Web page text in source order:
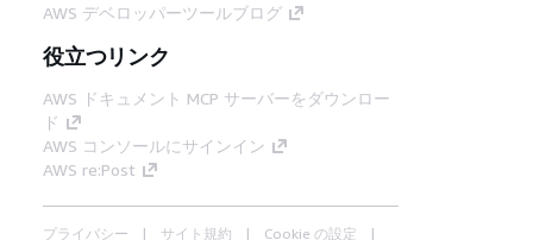
AWS デベロッパーツールブログ
役立つリンク
AWS ドキュメント MCP サーバーをダウンロー
ド
AWS コンソールにサインイン
AWS re:Post
プライバシー サイト規約
Cookie の設定